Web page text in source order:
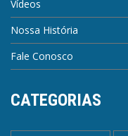
Vídeos
Nossa História
Fale Conosco
CATEGORIAS